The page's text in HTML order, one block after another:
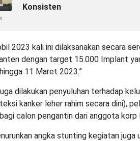
Konsisten
2023 kali ini dilaksanakan secara
dengan target 15.000 Implant
11 Maret 2023.”
dilakukan penyuluhan terhadap
kanker leher rahim secara dini),
calon pengantin dari anggota korp
angka stunting kegiatan